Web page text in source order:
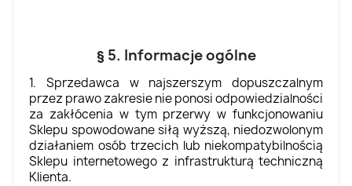
§ 5. Informacje ogólne
1. Sprzedawca w najszerszym dopuszczalnym
przez prawo zakresie nie ponosi odpowiedzialności
za zakłócenia w tym przerwy w funkcjonowaniu
Sklepu spowodowane siłą wyższą, niedozwolonym
działaniem osób trzecich lub niekompatybilnością
Sklepu internetowego z infrastrukturą techniczną
Klienta.